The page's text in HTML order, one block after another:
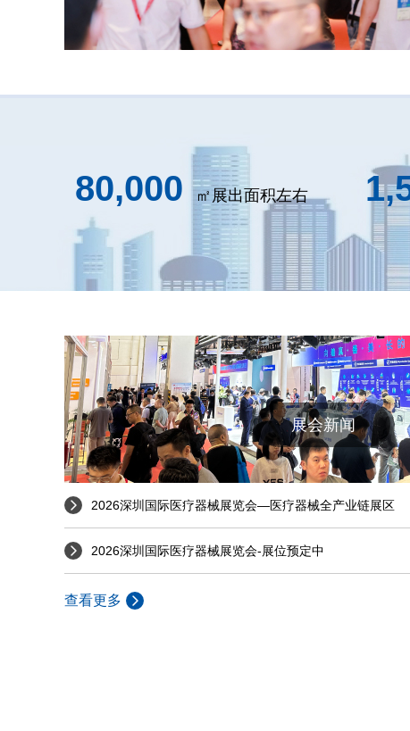
80,000 ㎡展出面积左右
展会新闻
2026深圳国际医疗器械展览会—医疗器械全产业链展区
2026深圳国际医疗器械展览会-展位预定中
查看更多